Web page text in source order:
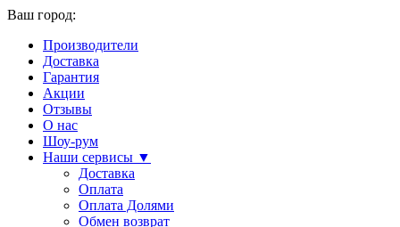
Ваш город:
Производители
Доставка
Гарантия
Акции
Отзывы
О нас
Шоу-рум
Наши сервисы ▼
Доставка
Оплата
Оплата Долями
Обмен возврат